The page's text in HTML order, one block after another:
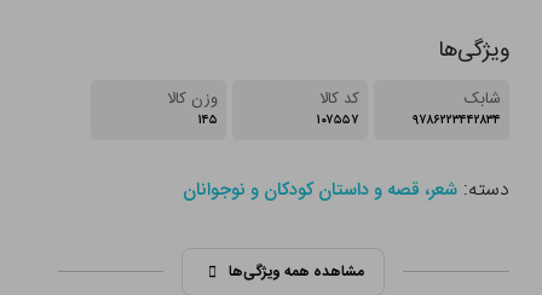
ویژگی‌ها
شابک
۹۷۸۶۲۲۳۴۴۲۸۳۴
کد کالا
۱۰۷۵۵۷
وزن کالا
۱۴۵
دسته:شعر، قصه و داستان کودکان و نوجوانان
مشاهده همه ویژگی‌ها